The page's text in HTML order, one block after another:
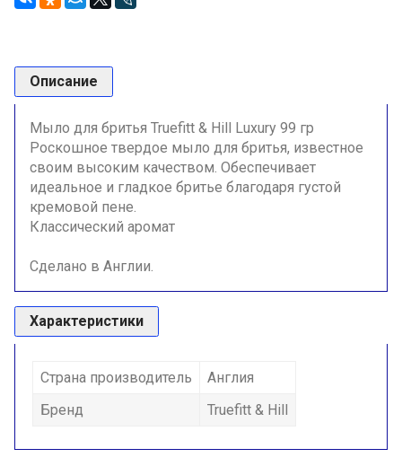
Описание
Мыло для бритья Truefitt & Hill Luxury 99 гр
Роскошное твердое мыло для бритья, известное
своим высоким качеством. Обеспечивает
идеальное и гладкое бритье благодаря густой
кремовой пене.
Классический аромат
Сделано в Англии.
Характеристики
Страна производитель
Англия
Бренд
Truefitt & Hill